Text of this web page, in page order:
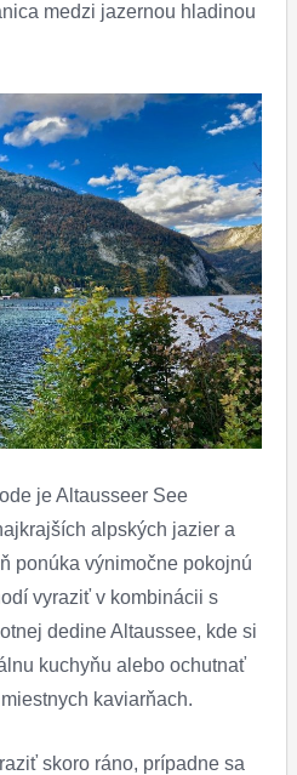
medzi jazernou hladinou
je Altausseer See
alpských jazier a
ponúka výnimočne pokojnú
vyraziť v kombinácii s
dedine Altaussee, kde si
kuchyňu alebo ochutnať
kaviarňach.
skoro ráno, prípadne sa